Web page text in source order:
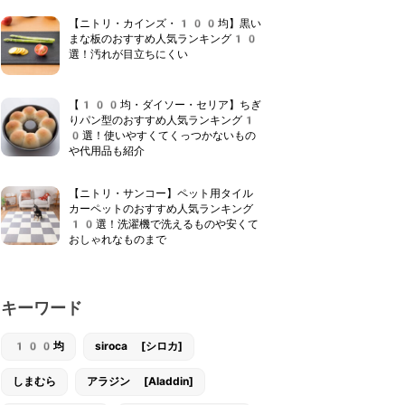
【ニトリ・カインズ・100均】黒い
まな板のおすすめ人気ランキング10
選！汚れが目立ちにくい
【100均・ダイソー・セリア】ちぎ
りパン型のおすすめ人気ランキング1
0選！使いやすくてくっつかないもの
や代用品も紹介
【ニトリ・サンコー】ペット用タイル
カーペットのおすすめ人気ランキング
10選！洗濯機で洗えるものや安くて
おしゃれなものまで
キーワード
100均 siroca [シロカ]
しまむら アラジン [Aladdin]